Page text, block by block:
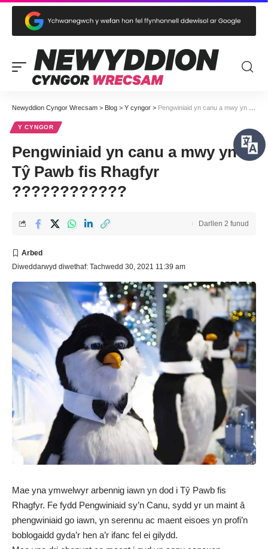
Newyddion Cyngor Wrecsam > Blog > Y cyngor > Pengwiniaid yn canu a mwy yn Tŷ Pawb fis Rhagfyr ????????????
Y CYNGOR
Pengwiniaid yn canu a mwy yn
Tŷ Pawb fis Rhagfyr
????????????
Diweddarwyd diwethaf: Tachwedd 30, 2021 11:39 am
Darllen 2 funud
Mae yna ymwelwyr arbennig iawn yn dod i Tŷ Pawb fis
Rhagfyr. Fe fydd Pengwiniaid sy’n Canu, sydd yr un maint â
phengwiniaid go iawn, yn serennu ac maent eisoes yn profi’n
boblogaidd gyda’r hen a’r ifanc fel ei gilydd.